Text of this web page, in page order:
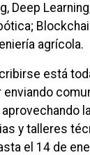
Deep
agrícola.
está
enviando
y talleres
el 14 de